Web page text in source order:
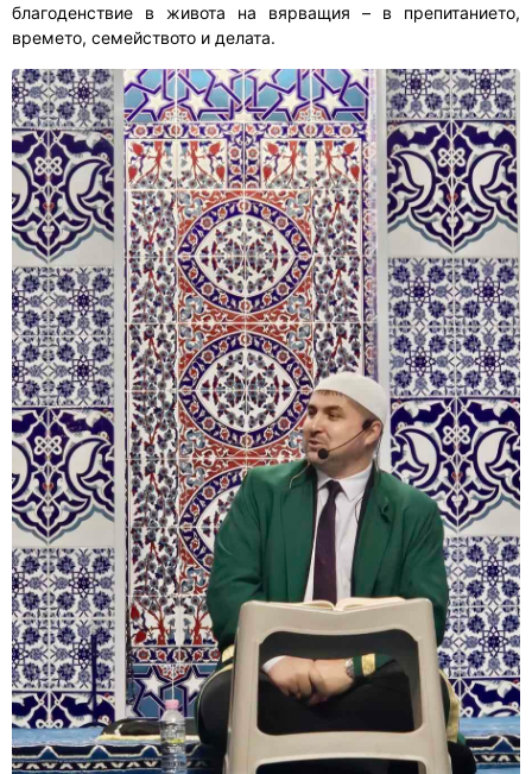
благоденствие в живота на вярващия – в препитанието,
времето, семейството и делата.